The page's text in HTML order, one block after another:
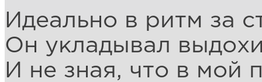
Идеально в ритм за
Он укладывал
И не зная, что в мой